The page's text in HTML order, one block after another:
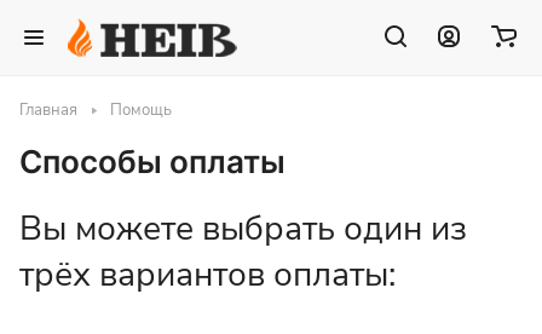
Главная Помощь
Способы оплаты
Вы можете выбрать один из
трёх вариантов оплаты: